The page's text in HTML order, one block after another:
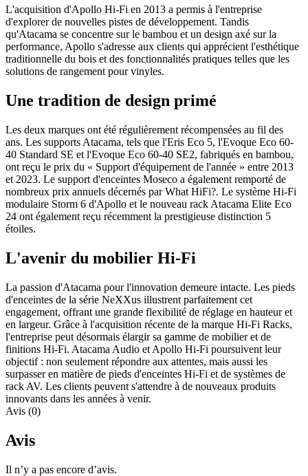
L'acquisition d'Apollo Hi-Fi en 2013 a permis à l'entreprise
d'explorer de nouvelles pistes de développement. Tandis
qu'Atacama se concentre sur le bambou et un design axé sur la
performance, Apollo s'adresse aux clients qui apprécient l'esthétique
traditionnelle du bois et des fonctionnalités pratiques telles que les
solutions de rangement pour vinyles.
Une tradition de design primé
Les deux marques ont été régulièrement récompensées au fil des
ans. Les supports Atacama, tels que l'Eris Eco 5, l'Evoque Eco 60-
40 Standard SE et l'Evoque Eco 60-40 SE2, fabriqués en bambou,
ont reçu le prix du « Support d'équipement de l'année » entre 2013
et 2023. Le support d'enceintes Moseco a également remporté de
nombreux prix annuels décernés par What HiFi?. Le système Hi-Fi
modulaire Storm 6 d'Apollo et le nouveau rack Atacama Elite Eco
24 ont également reçu récemment la prestigieuse distinction 5
étoiles.
L'avenir du mobilier Hi-Fi
La passion d'Atacama pour l'innovation demeure intacte. Les pieds
d'enceintes de la série NeXXus illustrent parfaitement cet
engagement, offrant une grande flexibilité de réglage en hauteur et
en largeur. Grâce à l'acquisition récente de la marque Hi-Fi Racks,
l'entreprise peut désormais élargir sa gamme de mobilier et de
finitions Hi-Fi. Atacama Audio et Apollo Hi-Fi poursuivent leur
objectif : non seulement répondre aux attentes, mais aussi les
surpasser en matière de pieds d'enceintes Hi-Fi et de systèmes de
rack AV. Les clients peuvent s'attendre à de nouveaux produits
innovants dans les années à venir.
Avis (0)
Avis
Il n’y a pas encore d’avis.